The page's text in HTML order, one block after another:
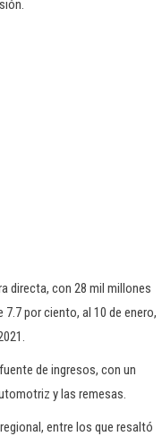
directa, con 28 mil millones
por ciento, al 10 de enero,
de ingresos, con un
y las remesas.
entre los que resaltó